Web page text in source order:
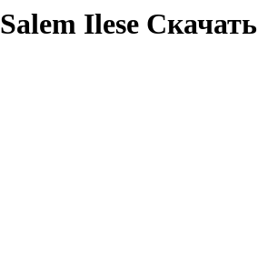
Ilese Скачать